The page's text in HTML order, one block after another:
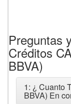
Preguntas
Créditos
BBVA)
1: ¿ Cuanto
BBVA) En